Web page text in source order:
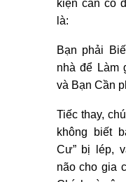
kiện cần có
là:
Bạn phải
nhà để Làm
và Bạn Cần
Tiếc thay,
không biết
Cư” bị lép,
não cho gia